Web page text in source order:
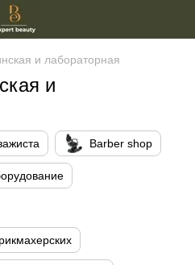
и лабораторная
и
Barber shop